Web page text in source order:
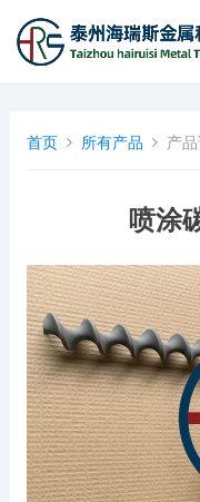
首页 所有产品 产
喷涂